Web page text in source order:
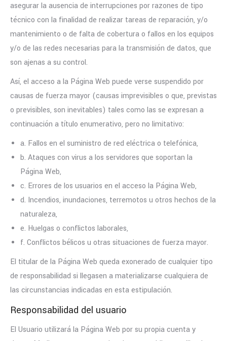
asegurar la ausencia de interrupciones por razones de tipo
técnico con la finalidad de realizar tareas de reparación, y/o
mantenimiento o de falta de cobertura o fallos en los equipos
y/o de las redes necesarias para la transmisión de datos, que
son ajenas a su control.
Así, el acceso a la Página Web puede verse suspendido por
causas de fuerza mayor (causas imprevisibles o que, previstas
o previsibles, son inevitables) tales como las se expresan a
continuación a título enumerativo, pero no limitativo:
a. Fallos en el suministro de red eléctrica o telefónica,
b. Ataques con virus a los servidores que soportan la
Página Web,
c. Errores de los usuarios en el acceso la Página Web,
d. Incendios, inundaciones, terremotos u otros hechos de la
naturaleza,
e. Huelgas o conflictos laborales,
f. Conflictos bélicos u otras situaciones de fuerza mayor.
El titular de la Página Web queda exonerado de cualquier tipo
de responsabilidad si llegasen a materializarse cualquiera de
las circunstancias indicadas en esta estipulación.
Responsabilidad del usuario
El Usuario utilizará la Página Web por su propia cuenta y